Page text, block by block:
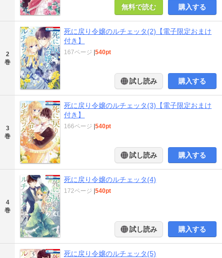
無料で読む 購入する
2
巻
死に戻り令嬢のルチェッタ(2)【電子限定おまけ
付き】
167ページ |540pt
試し読み 購入する
3
巻
死に戻り令嬢のルチェッタ(3)【電子限定おまけ
付き】
166ページ |540pt
試し読み 購入する
4
巻
死に戻り令嬢のルチェッタ(4)
172ページ |540pt
試し読み 購入する
死に戻り令嬢のルチェッタ(5)